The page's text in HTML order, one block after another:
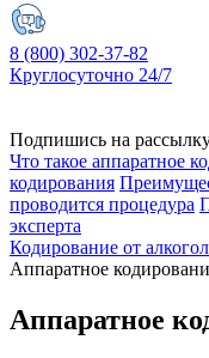
8 (800) 302-37-82
Круглосуточно 24/7
Подпишись на
Что такое аппаратное
кодирования
проводится процедура
эксперта
Кодирование от
Аппаратное
Аппаратное